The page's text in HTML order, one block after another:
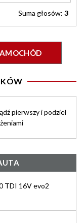
Suma głosów: 3
pierwszy i podziel
TDI 16V evo2